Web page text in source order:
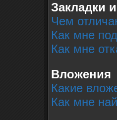
Закладки
Чем
Как мне
Как мне
Вложения
Какие
Как мне